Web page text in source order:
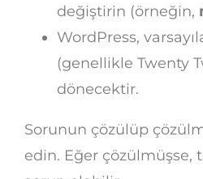
değiştirin (örneğin,
WordPress,
(genellikle Twenty
dönecektir.
Sorunun çözülüp
edin. Eğer çözülmüşse,